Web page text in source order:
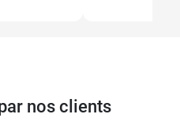
nos clients